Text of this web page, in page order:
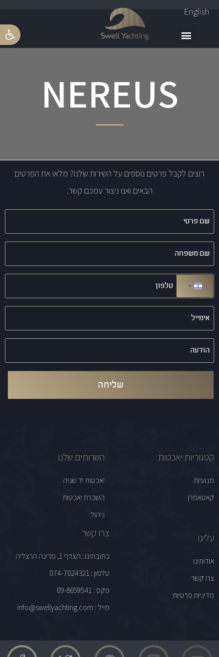
פתח
English
NEREUS
רוצים לקבל פרטים נוספים על השירות שלנו? מלאו את הפרטים
הבאים ואנו ניצור עמכם קשר.
שם
פרטי
שם
משפחה
טלפון
(חובה)
ישראל +972
אימייל
(חובה)
הודעה
קטגוריות יאכטות
מנועיות
קאטאמרן
השרותים שלנו
יאכטות יד שניה
השכרת יאכטות
ניהול
עלינו
אודותינו
צרו קשר
מדיניות פרטיות
צרו קשר
כתובתינו : הצדף 1, מרינה הרצליה
טלפון : 074-7024321
פקס : 09-8659541
מייל : info@swellyachting.com